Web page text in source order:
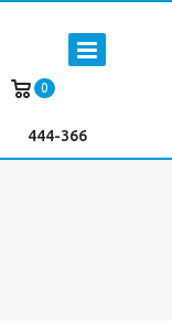
0
444-366